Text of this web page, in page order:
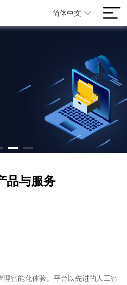
简体中文
品与服务
智能化体验。平台以先进的人工智